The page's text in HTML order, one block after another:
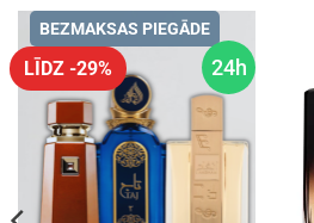
24h
LĪDZ -29%
BEZMAKSAS PIEGĀDE